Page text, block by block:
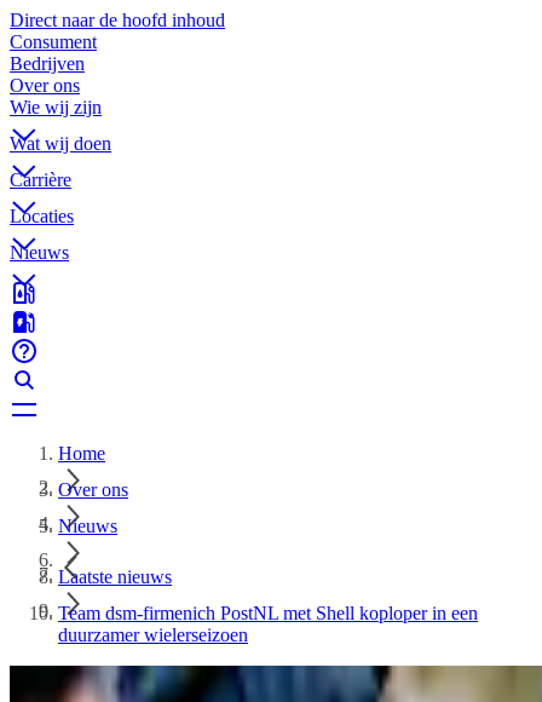
Direct naar de hoofd inhoud
Consument
Bedrijven
Over ons
Wie wij zijn
Wat wij doen
Carrière
Locaties
Nieuws
Home
Over ons
Nieuws
Laatste nieuws
Team dsm-firmenich PostNL met Shell koploper in een
duurzamer wielerseizoen